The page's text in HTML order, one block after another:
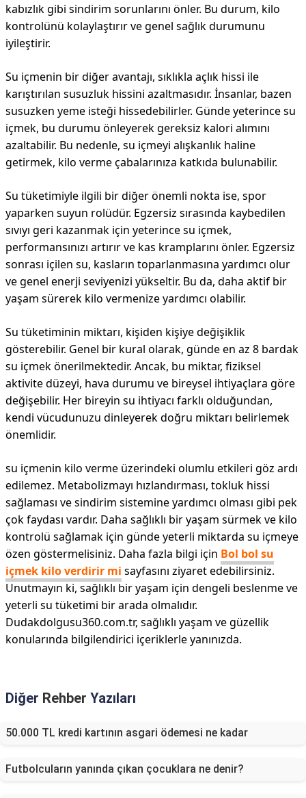
kabızlık gibi sindirim sorunlarını önler. Bu durum, kilo
kontrolünü kolaylaştırır ve genel sağlık durumunu
iyileştirir.
Su içmenin bir diğer avantajı, sıklıkla açlık hissi ile
karıştırılan susuzluk hissini azaltmasıdır. İnsanlar, bazen
susuzken yeme isteği hissedebilirler. Günde yeterince su
içmek, bu durumu önleyerek gereksiz kalori alımını
azaltabilir. Bu nedenle, su içmeyi alışkanlık haline
getirmek, kilo verme çabalarınıza katkıda bulunabilir.
Su tüketimiyle ilgili bir diğer önemli nokta ise, spor
yaparken suyun rolüdür. Egzersiz sırasında kaybedilen
sıvıyı geri kazanmak için yeterince su içmek,
performansınızı artırır ve kas kramplarını önler. Egzersiz
sonrası içilen su, kasların toparlanmasına yardımcı olur
ve genel enerji seviyenizi yükseltir. Bu da, daha aktif bir
yaşam sürerek kilo vermenize yardımcı olabilir.
Su tüketiminin miktarı, kişiden kişiye değişiklik
gösterebilir. Genel bir kural olarak, günde en az 8 bardak
su içmek önerilmektedir. Ancak, bu miktar, fiziksel
aktivite düzeyi, hava durumu ve bireysel ihtiyaçlara göre
değişebilir. Her bireyin su ihtiyacı farklı olduğundan,
kendi vücudunuzu dinleyerek doğru miktarı belirlemek
önemlidir.
su içmenin kilo verme üzerindeki olumlu etkileri göz ardı
edilemez. Metabolizmayı hızlandırması, tokluk hissi
sağlaması ve sindirim sistemine yardımcı olması gibi pek
çok faydası vardır. Daha sağlıklı bir yaşam sürmek ve kilo
kontrolü sağlamak için günde yeterli miktarda su içmeye
özen göstermelisiniz. Daha fazla bilgi için Bol bol su
içmek kilo verdirir mi sayfasını ziyaret edebilirsiniz.
Unutmayın ki, sağlıklı bir yaşam için dengeli beslenme ve
yeterli su tüketimi bir arada olmalıdır.
Dudakdolgusu360.com.tr, sağlıklı yaşam ve güzellik
konularında bilgilendirici içeriklerle yanınızda.
Diğer Rehber Yazıları
50.000 TL kredi kartının asgari ödemesi ne kadar
Futbolcuların yanında çıkan çocuklara ne denir?